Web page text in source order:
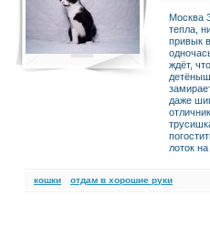
Москва
тепла,
привык
ждёт,
даже
лоток
кошки отдам в хорошие руки